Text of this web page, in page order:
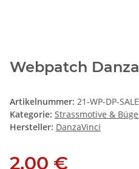
Webpatch
Artikelnummer: 21-WP-DP-SALE
Kategorie: Strassmotive &
Hersteller: DanzaVinci
2,00 €